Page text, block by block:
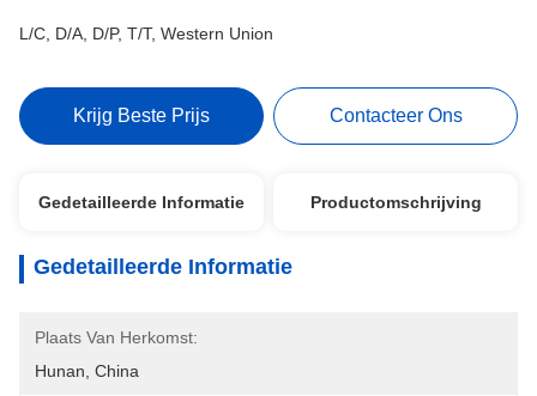
L/C, D/A, D/P, T/T, Western Union
Krijg Beste Prijs Contacteer Ons
Gedetailleerde Informatie Productomschrijving
Gedetailleerde Informatie
Plaats Van Herkomst:
Hunan, China